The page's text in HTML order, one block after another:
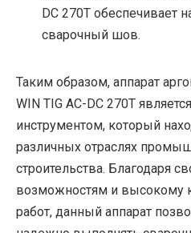
DC 270T обеспечивает
сварочный шов.
Таким образом, аппарат
WIN TIG AC-DC 270T
инструментом, который
различных отраслях
строительства. Благодаря
возможностям и высокому
работ, данный аппарат